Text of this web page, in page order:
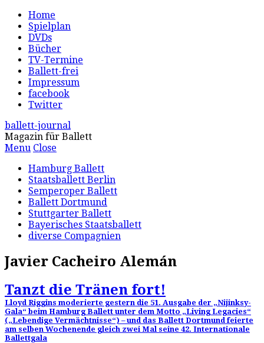
Home
Spielplan
DVDs
Bücher
TV-Termine
Ballett-frei
Impressum
facebook
Twitter
ballett-journal
Magazin für Ballett
Menu Close
Hamburg Ballett
Staatsballett Berlin
Semperoper Ballett
Ballett Dortmund
Stuttgarter Ballett
Bayerisches Staatsballett
diverse Compagnien
Javier Cacheiro Alemán
Tanzt die Tränen fort!
Lloyd Riggins moderierte gestern die 51. Ausgabe der „Nijinksy-
Gala“ beim Hamburg Ballett unter dem Motto „Living Legacies“
(„Lebendige Vermächtnisse“) – und das Ballett Dortmund feierte
am selben Wochenende gleich zwei Mal seine 42. Internationale
Ballettgala